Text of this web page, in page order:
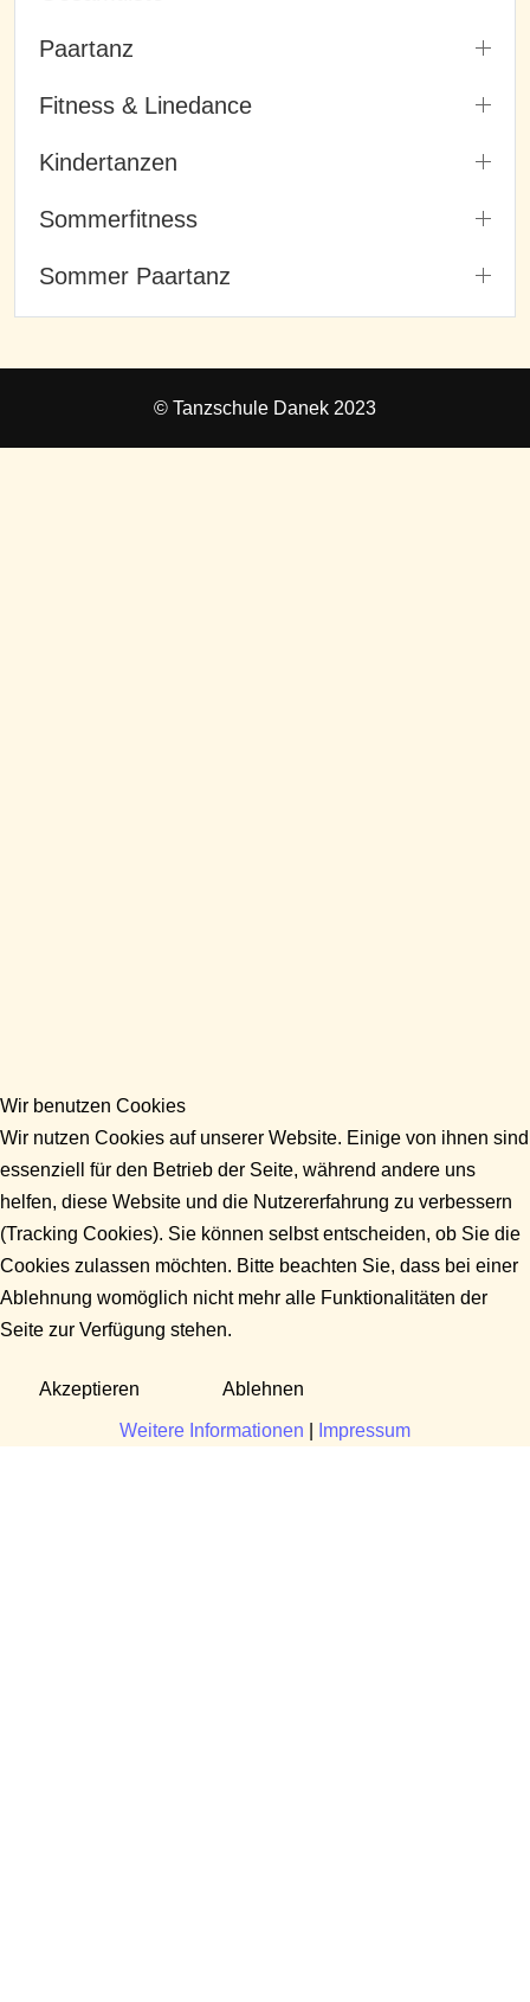
Paartanz
Fitness & Linedance
Kindertanzen
Sommerfitness
Sommer Paartanz
© Tanzschule Danek 2023
Wir benutzen Cookies
Wir nutzen Cookies auf unserer Website. Einige von ihnen sind
essenziell für den Betrieb der Seite, während andere uns
helfen, diese Website und die Nutzererfahrung zu verbessern
(Tracking Cookies). Sie können selbst entscheiden, ob Sie die
Cookies zulassen möchten. Bitte beachten Sie, dass bei einer
Ablehnung womöglich nicht mehr alle Funktionalitäten der
Seite zur Verfügung stehen.
Akzeptieren Ablehnen
Weitere Informationen Impressum